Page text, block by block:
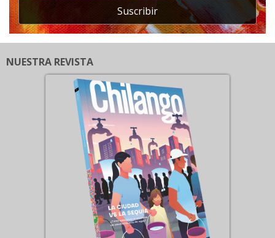
Suscribir
NUESTRA REVISTA